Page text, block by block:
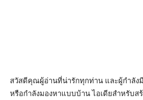
สวัสดีคุณผู้อ่านที่น่ารักทุกท่าน และผู้กำลัง
หรือกำลังมองหาแบบบ้าน ไอเดียสำหรับส